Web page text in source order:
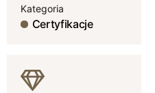
Kategoria
Certyfikacje